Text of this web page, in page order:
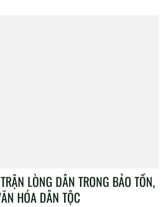
LÒNG DÂN TRONG BẢO TỒN,
HÓA DÂN TỘC